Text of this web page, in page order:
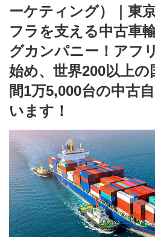
ーケティング）｜東
フラを支える中古車
グカンパニー！アフ
始め、世界200以上の
間1万5,000台の中古
います！